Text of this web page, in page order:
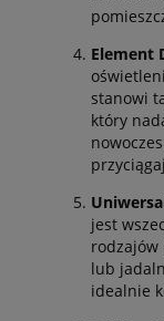
Element
stanowi
który
jest
rodzajów
lub
idealnie